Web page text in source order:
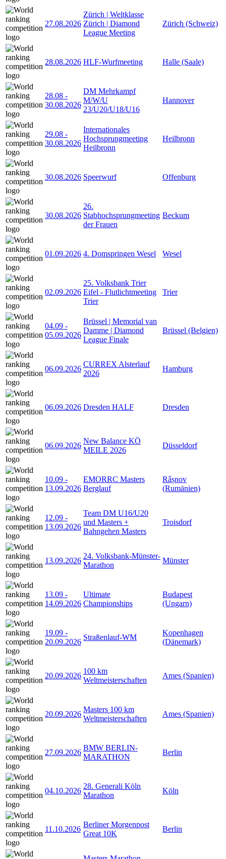
27.08.2026
Zürich | Weltklasse
Zürich | Diamond
League Meeting
Zürich (Schweiz)
28.08.2026 HLF-Wurfmeeting Halle (Saale)
28.08 -
30.08.2026
DM Mehrkampf
M/W/U
23/U20/U18/U16
Hannover
29.08 -
30.08.2026
Internationales
Hochsprungmeeting
Heilbronn
Heilbronn
30.08.2026 Speerwurf Offenburg
30.08.2026
26.
Stabhochsprungmeeting
der Frauen
Beckum
01.09.2026 4. Domspringen Wesel Wesel
02.09.2026
25. Volksbank Trier
Eifel - Flutlichtmeeting
Trier
Trier
04.09 -
05.09.2026
Brüssel | Memorial van
Damme | Diamond
League Finale
Brüssel (Belgien)
06.09.2026
CURREX Alsterlauf
2026
Hamburg
06.09.2026 Dresden HALF Dresden
06.09.2026
New Balance KÖ
MEILE 2026
Düsseldorf
10.09 -
13.09.2026
EMORRC Masters
Berglauf
Râșnov
(Rumänien)
12.09 -
13.09.2026
Team DM U16/U20
und Masters +
Bahngehen Masters
Troisdorf
13.09.2026
24. Volksbank-Münster-
Marathon
Münster
13.09 -
14.09.2026
Ultimate
Championships
Budapest
(Ungarn)
19.09 -
20.09.2026
Straßenlauf-WM
Kopenhagen
(Dänemark)
20.09.2026
100 km
Weltmeisterschaften
Ames (Spanien)
20.09.2026
Masters 100 km
Weltmeisterschaften
Ames (Spanien)
27.09.2026
BMW BERLIN-
MARATHON
Berlin
04.10.2026
28. Generali Köln
Marathon
Köln
11.10.2026
Berliner Morgenpost
Great 10K
Berlin